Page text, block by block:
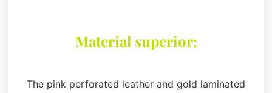
Material superior:
The pink perforated leather and gold laminated